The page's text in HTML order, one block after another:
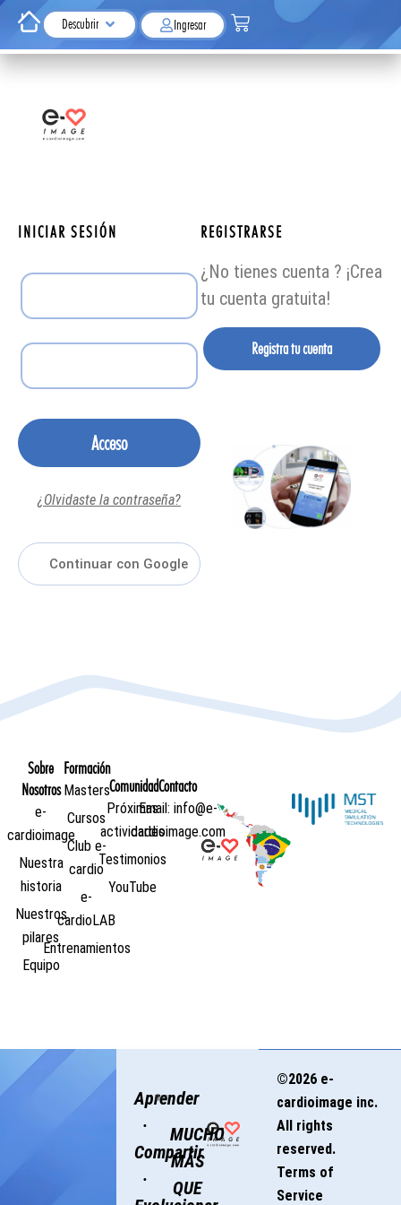
Descubrir Ingresar
INICIAR SESIÓN
Acceso
¿Olvidaste la contraseña?
REGISTRARSE
¿No tienes cuenta ? ¡Crea
tu cuenta gratuita!
Registra tu cuenta
Sobre
Nosotros
e-
cardioimage
Nuestra
historia
Nuestros
pilares
Equipo
Formación
Masters
Cursos
Club e-
cardio
e-
cardioLAB
Entrenamientos
Comunidad
Próximas
actividades
Testimonios
YouTube
Contacto
Email: info@e-
cardioimage.com
Aprender
·
Compartir
·
MUCHO
MÁS
QUE
©2026 e-
cardioimage inc.
All rights
reserved.
Terms of
Service